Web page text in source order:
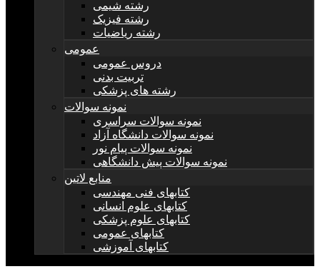
رشته شیمی
رشته فیزیک
رشته ریاضیات
عمومی
دروس عمومی
تربیت بدنی
رشته های پزشکی
نمونه سوالات
نمونه سوالات سراسری
نمونه سوالات دانشگاه آزاد
نمونه سوالات پیام نور
نمونه سوالات پیش دانشگاهی
منابع لاتین
کتابهای فنی مهندسی
کتابهای علوم انسانی
کتابهای علوم پزشکی
کتابهای عمومی
کتابهای آموزشی